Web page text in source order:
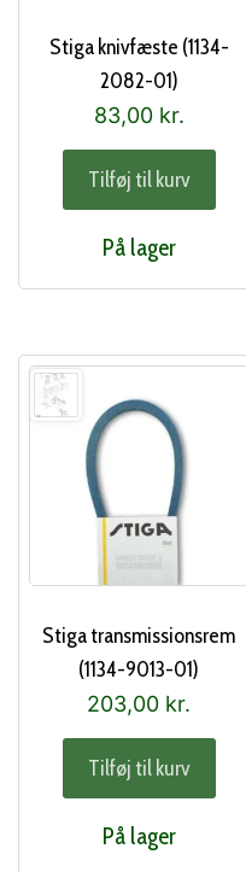
Stiga knivfæste (1134-
2082-01)
83,00 kr.
Tilføj til kurv
På lager
Stiga transmissionsrem
(1134-9013-01)
203,00 kr.
Tilføj til kurv
På lager